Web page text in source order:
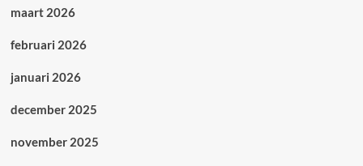
maart 2026
februari 2026
januari 2026
december 2025
november 2025